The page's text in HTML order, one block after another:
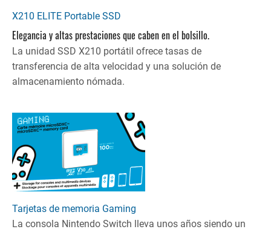
X210 ELITE Portable SSD
Elegancia y altas prestaciones que caben en el bolsillo.
La unidad SSD X210 portátil ofrece tasas de
transferencia de alta velocidad y una solución de
almacenamiento nómada.
Tarjetas de memoria Gaming
La consola Nintendo Switch lleva unos años siendo un